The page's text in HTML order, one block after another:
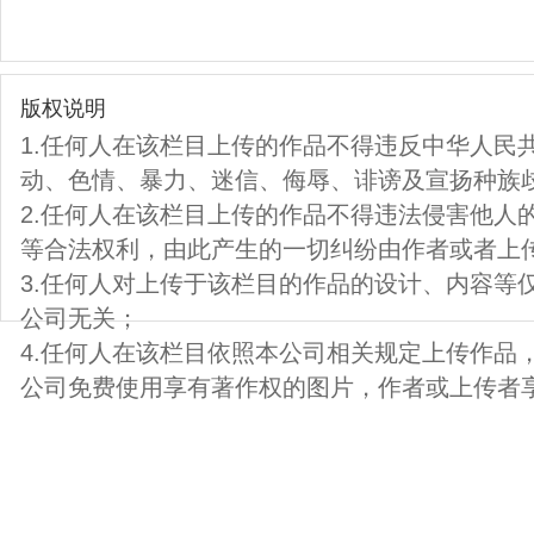
版权说明
1.任何人在该栏目上传的作品不得违反中华人民
动、色情、暴力、迷信、侮辱、诽谤及宣扬种族
2.任何人在该栏目上传的作品不得违法侵害他人
等合法权利，由此产生的一切纠纷由作者或者上
3.任何人对上传于该栏目的作品的设计、内容等
公司无关；
4.任何人在该栏目依照本公司相关规定上传作品
公司免费使用享有著作权的图片，作者或上传者